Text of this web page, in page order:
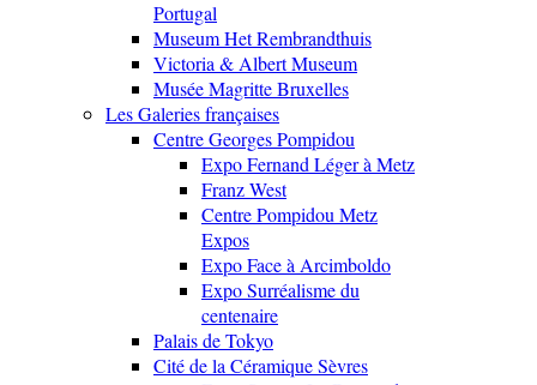
Portugal
Museum Het Rembrandthuis
Victoria & Albert Museum
Musée Magritte Bruxelles
Les Galeries françaises
Centre Georges Pompidou
Expo Fernand Léger à Metz
Franz West
Centre Pompidou Metz
Expos
Expo Face à Arcimboldo
Expo Surréalisme du
centenaire
Palais de Tokyo
Cité de la Céramique Sèvres